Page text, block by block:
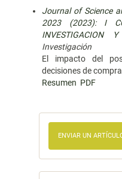
Journal of Science
2023 (2023): I
INVESTIGACION Y
Investigación
El impacto del
decisiones de
Resumen PDF
ENVIAR UN